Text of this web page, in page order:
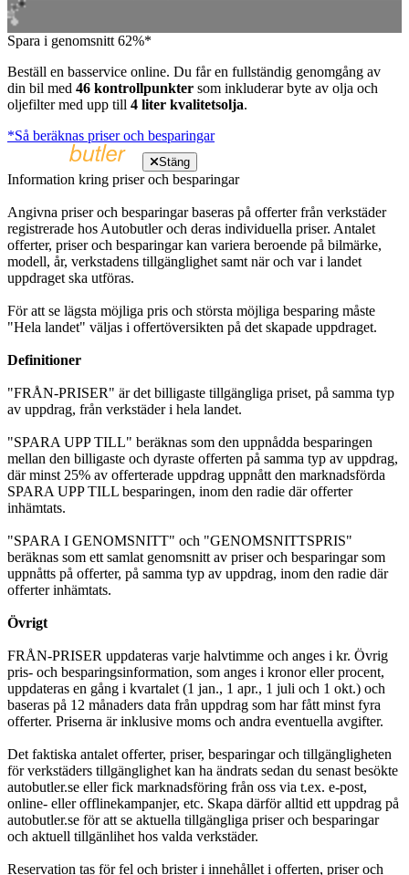
Spara i genomsnitt 62%*
Beställ en basservice online. Du får en fullständig genomgång av
din bil med 46 kontrollpunkter som inkluderar byte av olja och
oljefilter med upp till 4 liter kvalitetsolja.
*Så beräknas priser och besparingar
Stäng
Information kring priser och besparingar
Angivna priser och besparingar baseras på offerter från verkstäder
registrerade hos Autobutler och deras individuella priser. Antalet
offerter, priser och besparingar kan variera beroende på bilmärke,
modell, år, verkstadens tillgänglighet samt när och var i landet
uppdraget ska utföras.
För att se lägsta möjliga pris och största möjliga besparing måste
"Hela landet" väljas i offertöversikten på det skapade uppdraget.
Definitioner
"FRÅN-PRISER" är det billigaste tillgängliga priset, på samma typ
av uppdrag, från verkstäder i hela landet.
"SPARA UPP TILL" beräknas som den uppnådda besparingen
mellan den billigaste och dyraste offerten på samma typ av uppdrag,
där minst 25% av offerterade uppdrag uppnått den marknadsförda
SPARA UPP TILL besparingen, inom den radie där offerter
inhämtats.
"SPARA I GENOMSNITT" och "GENOMSNITTSPRIS"
beräknas som ett samlat genomsnitt av priser och besparingar som
uppnåtts på offerter, på samma typ av uppdrag, inom den radie där
offerter inhämtats.
Övrigt
FRÅN-PRISER uppdateras varje halvtimme och anges i kr. Övrig
pris- och besparingsinformation, som anges i kronor eller procent,
uppdateras en gång i kvartalet (1 jan., 1 apr., 1 juli och 1 okt.) och
baseras på 12 månaders data från uppdrag som har fått minst fyra
offerter. Priserna är inklusive moms och andra eventuella avgifter.
Det faktiska antalet offerter, priser, besparingar och tillgängligheten
för verkstäders tillgänglighet kan ha ändrats sedan du senast besökte
autobutler.se eller fick marknadsföring från oss via t.ex. e-post,
online- eller offlinekampanjer, etc. Skapa därför alltid ett uppdrag på
autobutler.se för att se aktuella tillgängliga priser och besparingar
och aktuell tillgänlihet hos valda verkstäder.
Reservation tas för fel och brister i innehållet i offerten, priser och